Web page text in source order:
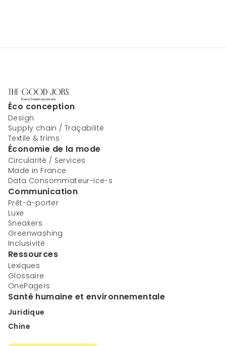
Éco conception
Design
Supply chain / Traçabilité
Textile & trims
Économie de la mode
Circularité / Services
Made in France
Data Consommateur-ice-s
Communication
Prêt-à-porter
Luxe
Sneakers
Greenwashing
Inclusivité
Ressources
Lexiques
Glossaire
OnePagers
Santé humaine et environnementale
Juridique
Chine